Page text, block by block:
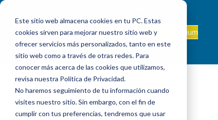
Este sitio web almacena cookies en tu PC. Estas
cookies sirven para mejorar nuestro sitio web y
ofrecer servicios más personalizados, tanto en este
sitio web como a través de otras redes. Para
conocer más acerca de las cookies que utilizamos,
revisa nuestra Política de Privacidad.
No haremos seguimiento de tu información cuando
visites nuestro sitio. Sin embargo, con el fin de
cumplir con tus preferencias, tendremos que usar
ES +34 924 524 001
sanjosevillafranca@fundacionloyola.es | Onda Collegium
Podcast